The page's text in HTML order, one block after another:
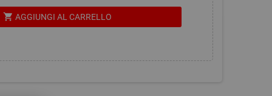
shopping_cart AGGIUNGI AL CARRELLO